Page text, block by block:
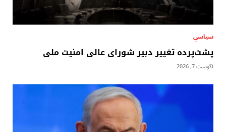
سياسي
پشت‌پرده تغییر دبیر شورای عالی امنیت ملی
آگوست 7, 2026